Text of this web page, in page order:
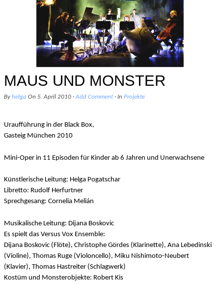
MAUS UND MONSTER
By helga On 5. April 2010 · Add Comment· In Projekte
Uraufführung in der Black Box,
Gasteig München 2010
Mini-Oper in 11 Episoden für Kinder ab 6 Jahren und Unerwachsene
Künstlerische Leitung: Helga Pogatschar
Libretto: Rudolf Herfurtner
Sprechgesang: Cornelia Melián
Musikalische Leitung: Dijana Boskovic
Es spielt das Versus Vox Ensemble:
Dijana Boskovic (Flöte), Christophe Gördes (Klarinette), Ana Lebedinski
(Violine), Thomas Ruge (Violoncello), Miku Nishimoto-Neubert
(Klavier), Thomas Hastreiter (Schlagwerk)
Kostüm und Monsterobjekte: Robert Kis